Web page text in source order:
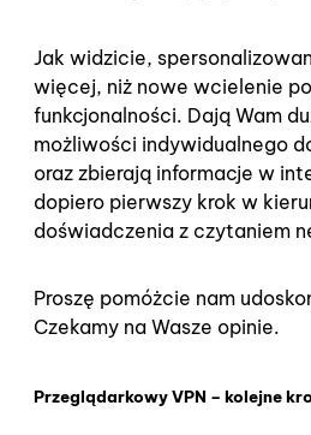
Jak widzicie,
więcej, niż nowe wcielenie
funkcjonalności. Dają Wam
możliwości indywidualnego
oraz zbierają informacje w
dopiero pierwszy krok w
doświadczenia z czytaniem
Proszę pomóżcie nam
Czekamy na Wasze opinie.
Przeglądarkowy VPN – kolejne